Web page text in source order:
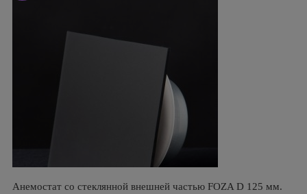
Анемостат со стеклянной внешней частью FOZA D 125 мм.